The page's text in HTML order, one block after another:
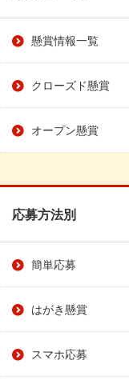
懸賞情報一覧
クローズド懸賞
オープン懸賞
応募方法別
簡単応募
はがき懸賞
スマホ応募